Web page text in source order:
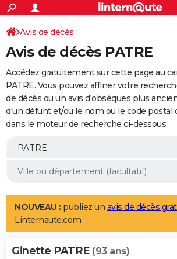
ACTUALITÉS
Politique
Société
Faits Divers
Education
Monde
Villes
+
SPORT
Coupe du monde 2026
Football
Tennis
Cyclisme
Rugby
Forum
Programme TV
TNT
Streaming
Cinéma
Sorties cinéma
Musique
+
FINANCE
Retraite
Impôts
Epargne
Immobilier
Risques naturels par ville
Banque
Assurance
Crédit
AUTO
Essais
Réserver un essai
Citadines
Berlines
SUV
Forum auto
+
Mobiles
Meilleur smartphone
Internet
Ordinateurs
Jeux vidéo
Guide high-tech
Aménagement intérieur
LIFESTYLE
Art de vivre
Bien-être
Loisirs
Mode
Modes de vie
Alimentation
Guide de la santé
Maladies
Médicaments
Sommeil
VOYAGE
Avis de décès
Avis de décès PATRE
Accédez gratuitement sur cette page au
PATRE. Vous pouvez affiner votre
de décès ou un avis d'obsèques plus
d'un défunt et/ou le nom ou le code
dans le moteur de recherche ci-dessous.
NOUVEAU : publiez un avis de décès
Linternaute.com
Ginette PATRE (93 ans)